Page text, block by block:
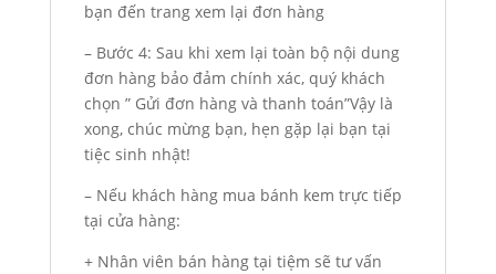
bạn đến trang xem lại đơn hàng
– Bước 4: Sau khi xem lại toàn bộ nội dung
đơn hàng bảo đảm chính xác, quý khách
chọn ” Gửi đơn hàng và thanh toán”Vậy là
xong, chúc mừng bạn, hẹn gặp lại bạn tại
tiệc sinh nhật!
– Nếu khách hàng mua bánh kem trực tiếp
tại cửa hàng:
+ Nhân viên bán hàng tại tiệm sẽ tư vấn